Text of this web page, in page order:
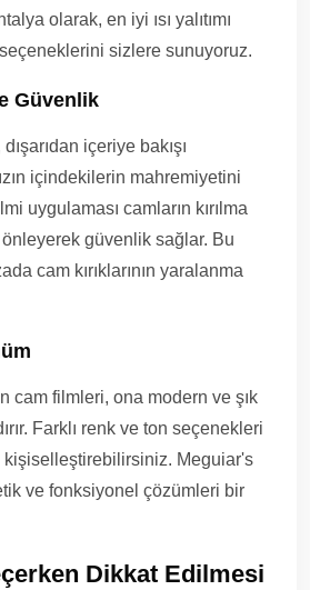
olarak, en iyi ısı yalıtımı
sizlere sunuyoruz.
Güvenlik
içeriye bakışı
içindekilerin mahremiyetini
uygulaması camların kırılma
önleyerek güvenlik sağlar. Bu
cam kırıklarının yaralanma
cam filmleri, ona modern ve şık
Farklı renk ve ton seçenekleri
kişiselleştirebilirsiniz. Meguiar's
ve fonksiyonel çözümleri bir
Dikkat Edilmesi